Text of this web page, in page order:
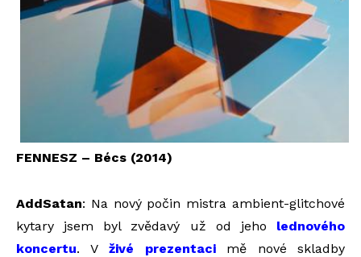
FENNESZ – Bécs (2014)
AddSatan: Na nový počin mistra ambient-glitchové
kytary jsem byl zvědavý už od jeho lednového
koncertu. V živé prezentacimě nové skladby